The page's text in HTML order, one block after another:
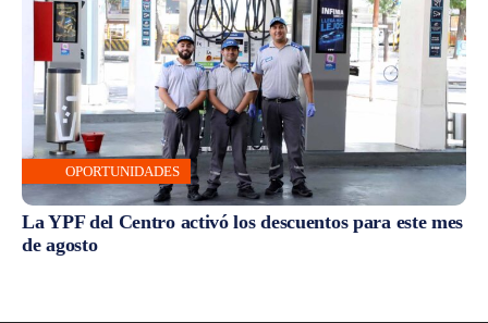
OPORTUNIDADES
La YPF del Centro activó los descuentos para este mes
de agosto